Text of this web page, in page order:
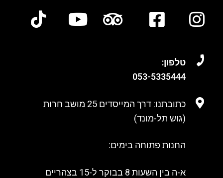
טלפון:
053-5335444
כתובתנו: דרך המייסדים 25 מושב חרות
(גוש תל-מונד)
החנות פתוחה בימים:
א-ה בין השעות 8 בבוקר ל-15 בצהריים